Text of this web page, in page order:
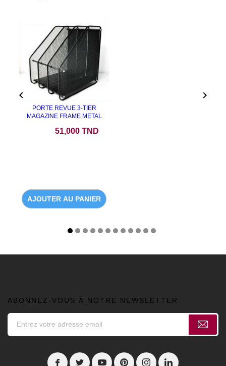
PORTE REVUE 3-TIER
MAGAZINE FRAME METAL
51,000 TND
AJOUTER AU PANIER
 
ABONNEZ-VOUS À NOTRE NEWSLETTER